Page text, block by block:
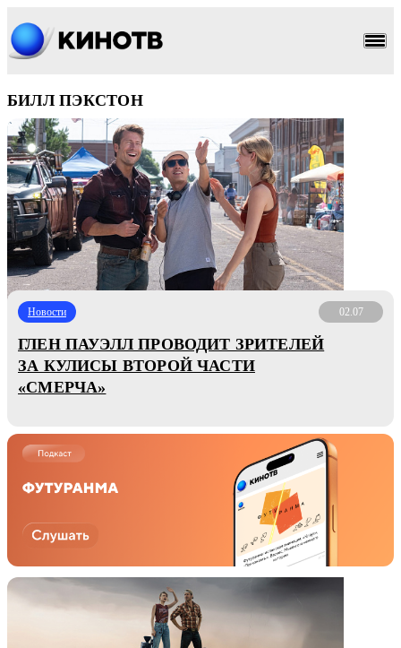
БИЛЛ ПЭКСТОН
Новости 02.07
ГЛЕН ПАУЭЛЛ ПРОВОДИТ ЗРИТЕЛЕЙ
ЗА КУЛИСЫ ВТОРОЙ ЧАСТИ
«СМЕРЧА»